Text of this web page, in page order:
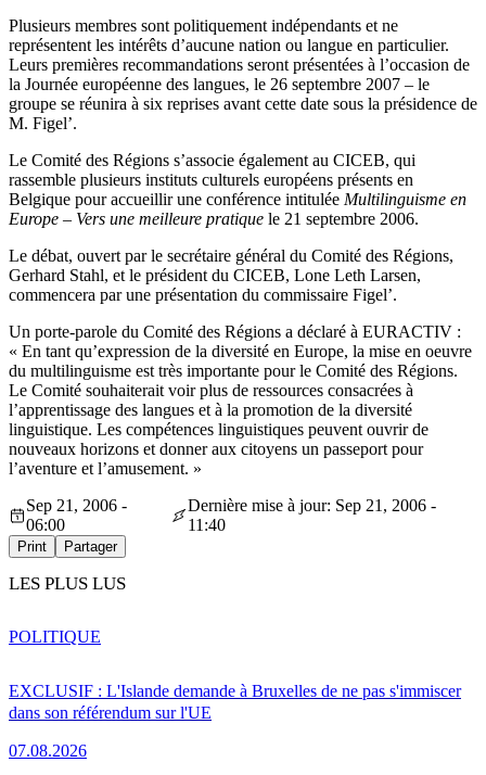
Plusieurs membres sont politiquement indépendants et ne
représentent les intérêts d’aucune nation ou langue en particulier.
Leurs premières recommandations seront présentées à l’occasion de
la Journée européenne des langues, le 26 septembre 2007 – le
groupe se réunira à six reprises avant cette date sous la présidence de
M. Figel’.
Le Comité des Régions s’associe également au CICEB, qui
rassemble plusieurs instituts culturels européens présents en
Belgique pour accueillir une conférence intitulée Multilinguisme en
Europe – Vers une meilleure pratique le 21 septembre 2006.
Le débat, ouvert par le secrétaire général du Comité des Régions,
Gerhard Stahl, et le président du CICEB, Lone Leth Larsen,
commencera par une présentation du commissaire Figel’.
Un porte-parole du Comité des Régions a déclaré à EURACTIV :
« En tant qu’expression de la diversité en Europe, la mise en oeuvre
du multilinguisme est très importante pour le Comité des Régions.
Le Comité souhaiterait voir plus de ressources consacrées à
l’apprentissage des langues et à la promotion de la diversité
linguistique. Les compétences linguistiques peuvent ouvrir de
nouveaux horizons et donner aux citoyens un passeport pour
l’aventure et l’amusement. »
Sep 21, 2006 -
06:00
Dernière mise à jour: Sep 21, 2006 -
11:40
Print Partager
LES PLUS LUS
EXCLUSIF : L'Islande demande à Bruxelles de ne pas s'immiscer
dans son référendum sur l'UE
07.08.2026
POLITIQUE